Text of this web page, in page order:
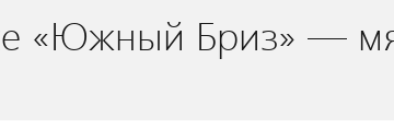
«Южный Бриз» —